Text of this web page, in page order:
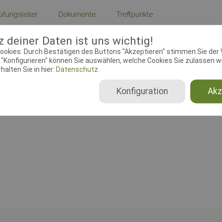
deiner Daten ist uns wichtig!
Durch Bestätigen des Buttons "Akzeptieren" stimmen Sie der
können Sie auswählen, welche Cookies Sie zulassen
Sie in hier: Datenschutz.
Konfiguration
Dokumente Treffpunkte
12.07.2017 00:00:00 Meldeschluss:
Maglehøjvej 80 C, 4900
Rassen: alle Rassen